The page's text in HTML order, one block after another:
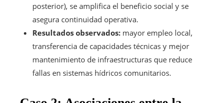
posterior), se amplifica el beneficio social y se
asegura continuidad operativa.
Resultados observados: mayor empleo local,
transferencia de capacidades técnicas y mejor
mantenimiento de infraestructuras que reduce
fallas en sistemas hídricos comunitarios.